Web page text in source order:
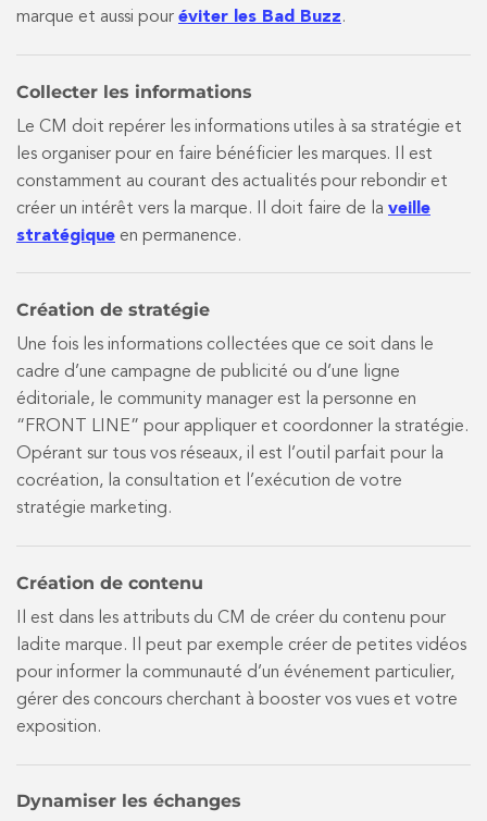
marque et aussi pour éviter les Bad Buzz.
Collecter les informations
Le CM doit repérer les informations utiles à sa stratégie et
les organiser pour en faire bénéficier les marques. Il est
constamment au courant des actualités pour rebondir et
créer un intérêt vers la marque. Il doit faire de la veille
stratégique en permanence.
Création de stratégie
Une fois les informations collectées que ce soit dans le
cadre d’une campagne de publicité ou d’une ligne
éditoriale, le community manager est la personne en
“FRONT LINE” pour appliquer et coordonner la stratégie.
Opérant sur tous vos réseaux, il est l’outil parfait pour la
cocréation, la consultation et l’exécution de votre
stratégie marketing.
Création de contenu
Il est dans les attributs du CM de créer du contenu pour
ladite marque. Il peut par exemple créer de petites vidéos
pour informer la communauté d’un événement particulier,
gérer des concours cherchant à booster vos vues et votre
exposition.
Dynamiser les échanges